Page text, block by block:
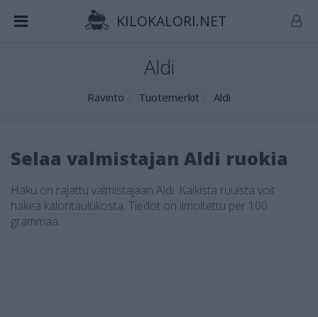
KILOKALORI.NET
Aldi
Ravinto Tuotemerkit Aldi
Selaa valmistajan Aldi ruokia
Haku on rajattu valmistajaan Aldi. Kaikista ruuista voit
hakea kaloritaulukosta. Tiedot on ilmoitettu per 100
grammaa.